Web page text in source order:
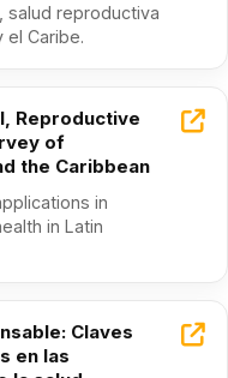
salud reproductiva
el Caribe.
Reproductive
of
the Caribbean
in
in Latin
Claves
en las